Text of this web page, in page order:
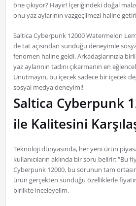
öne çıkıyor? Hayır! İçeriğindeki doğal
onu yaz aylarının vazgeçilmezi haline
Saltica Cyberpunk 12000 Watermelon
de tat açısından sunduğu deneyimle
fenomen haline geldi. Arkadaşlarınızla
yaz aylarının tadını çıkarmanın en
Unutmayın, bu içecek sadece bir içecek
sosyal medya deneyimi!
Saltica Cyberpunk
ile Kalitesini
Teknoloji dünyasında, her yeni ürün
kullanıcıların aklında bir soru belirir: “Bu
Cyberpunk 12000, bu sorunun tam
ürün gerçekten sunduğu özelliklerle
birlikte inceleyelim.